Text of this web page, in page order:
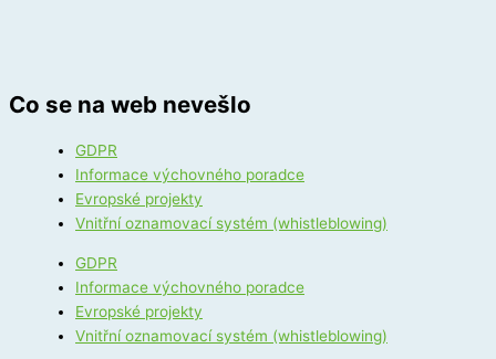
Co se na web nevešlo
GDPR
Informace výchovného poradce
Evropské projekty
Vnitřní oznamovací systém (whistleblowing)
GDPR
Informace výchovného poradce
Evropské projekty
Vnitřní oznamovací systém (whistleblowing)